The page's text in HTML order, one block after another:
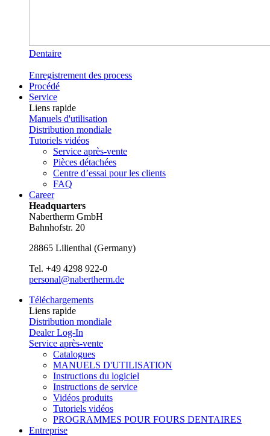
Dentaire
Enregistrement des process
Procédé
Service
Liens rapide
Manuels d'utilisation
Distribution mondiale
Tutoriels vidéos
Service après-vente
Pièces détachées
Centre d’essai pour les clients
FAQ
Career
Headquarters
Nabertherm GmbH
Bahnhofstr. 20
28865 Lilienthal (Germany)
Tel. +49 4298 922-0
personal@nabertherm.de
Téléchargements
Liens rapide
Distribution mondiale
Dealer Log-In
Service après-vente
Catalogues
MANUELS D'UTILISATION
Instructions du logiciel
Instructions de service
Vidéos produits
Tutoriels vidéos
PROGRAMMES POUR FOURS DENTAIRES
Entreprise